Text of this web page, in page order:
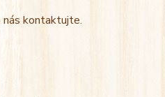
nás kontaktujte.